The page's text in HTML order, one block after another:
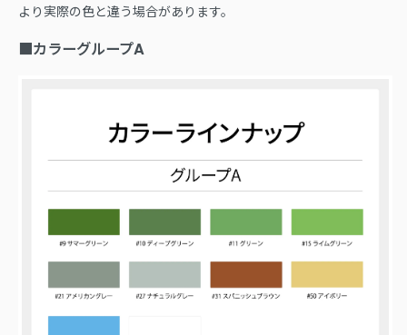
より実際の色と違う場合があります。
■カラーグループA